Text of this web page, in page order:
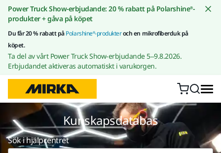
Gå till innehållet
Power Truck Show-erbjudande: 20 % rabatt på Polarshine®-
produkter + gåva på köpet
Du får 20 % rabatt påPolarshine®-produkteroch en mikrofiberduk på
köpet.
Ta del av vårt Power Truck Show-erbjudande 5–9.8.2026.
Erbjudandet aktiveras automatiskt i varukorgen.
Kunskapsdatabas
Sök i hjälpcentret